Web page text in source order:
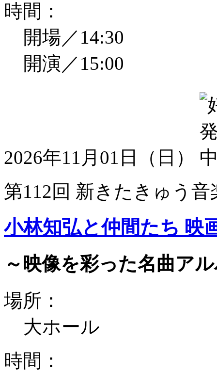
時間：
開場／14:30
開演／15:00
2026年11月01日（日）
第112回 新きたきゅう音
小林知弘と仲間たち 映
～映像を彩った名曲ア
場所：
大ホール
時間：